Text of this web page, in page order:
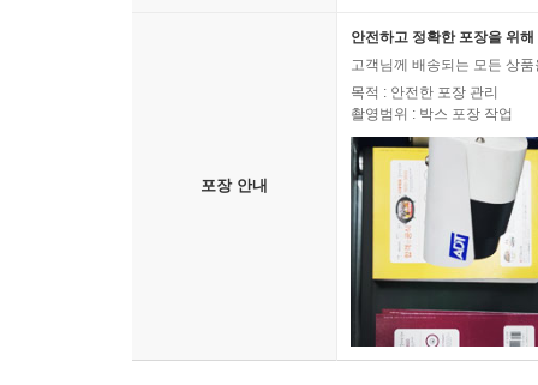
포장 안내
안전하고 정확한 포장을 위
고객님께 배송되는 모든 상
목적 : 안전한 포장 관리
촬영범위 : 박스 포장 작업